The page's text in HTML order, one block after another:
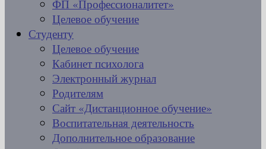
ФП «Профессионалитет»
Целевое обучение
Студенту
Целевое обучение
Кабинет психолога
Электронный журнал
Родителям
Сайт «Дистанционное обучение»
Воспитательная деятельность
Дополнительное образование